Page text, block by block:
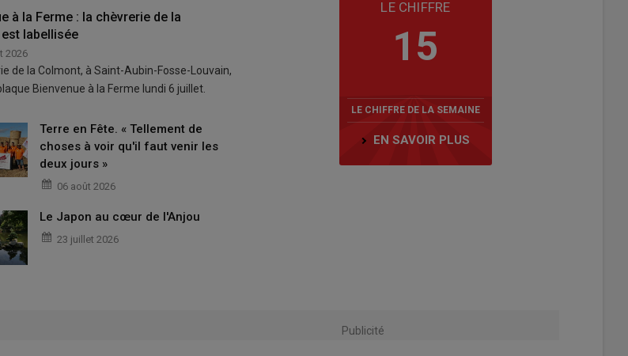
à la Ferme : la chèvrerie de la
labellisée
2026
de la Colmont, à Saint-Aubin-Fosse-Louvain,
Bienvenue à la Ferme lundi 6 juillet.
Terre en Fête. « Tellement de
choses à voir qu'il faut venir les
deux jours »
06 août 2026
Le Japon au cœur de l'Anjou
23 juillet 2026
LE CHIFFRE
15
LE CHIFFRE DE LA SEMAINE
EN SAVOIR PLUS
Publicité